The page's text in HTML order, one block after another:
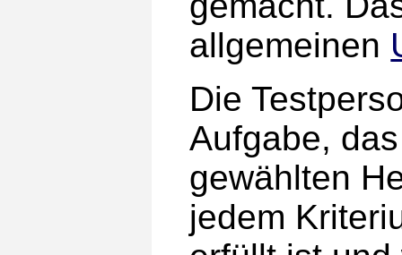
allgemeinen
Die
Aufgabe,
gewählten
jedem